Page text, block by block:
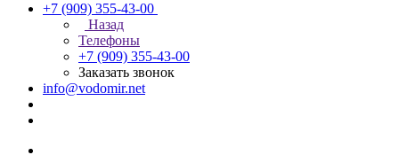
+7 (909) 355-43-00
Назад
Телефоны
+7 (909) 355-43-00
Заказать звонок
info@vodomir.net